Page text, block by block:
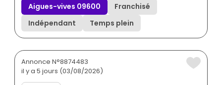
Aigues-vives 09600
Franchisé
Indépendant
Temps plein
Annonce N°8874483
il y a 5 jours (03/08/2026)